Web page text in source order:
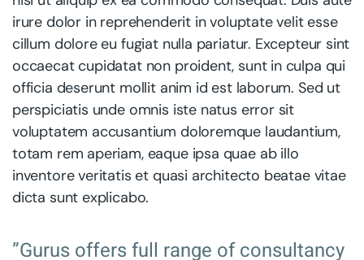
irure dolor in reprehenderit in voluptate velit esse
cillum dolore eu fugiat nulla pariatur. Excepteur sint
occaecat cupidatat non proident, sunt in culpa qui
officia deserunt mollit anim id est laborum. Sed ut
perspiciatis unde omnis iste natus error sit
voluptatem accusantium doloremque laudantium,
totam rem aperiam, eaque ipsa quae ab illo
inventore veritatis et quasi architecto beatae vitae
dicta sunt explicabo.
”Gurus offers full range of consultancy